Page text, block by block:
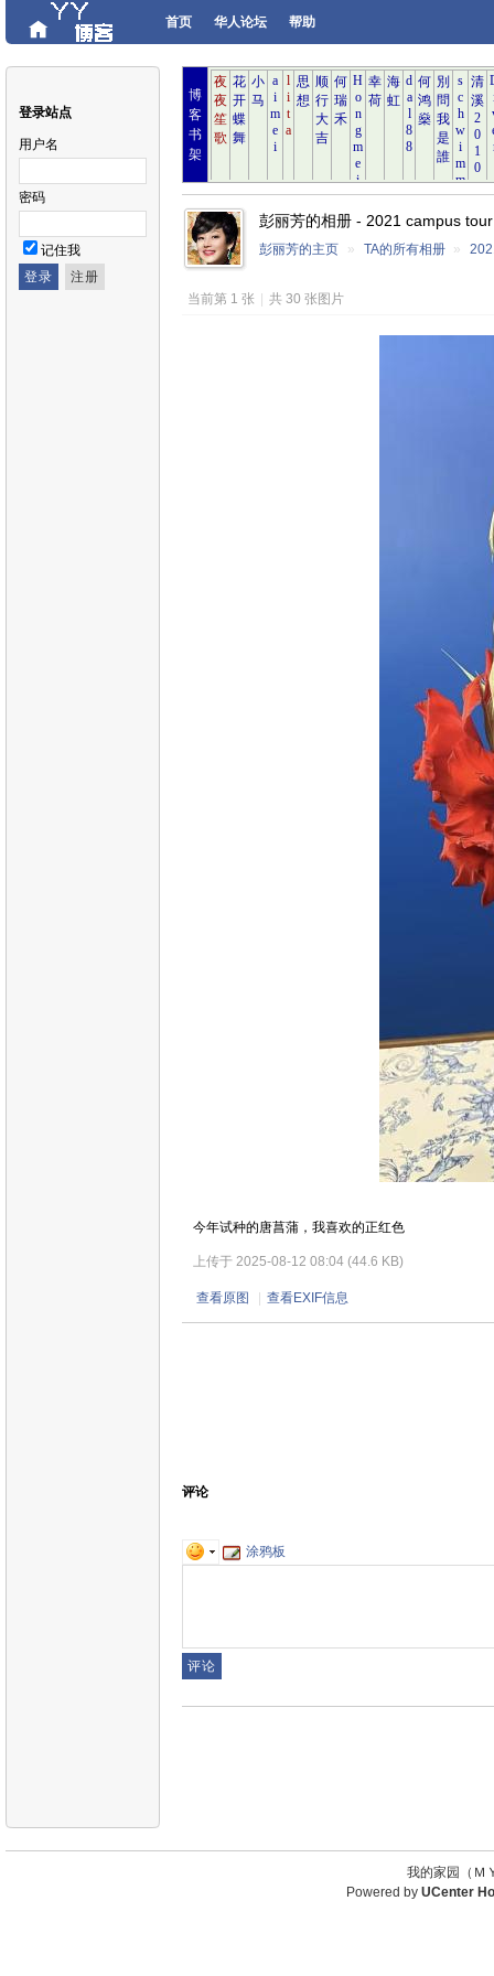
首页 华人论坛 帮助
登录站点
用户名
密码
记住我
博
客
书
架
彭丽芳的相册 - 2021 campus tour
彭丽芳的主页 » TA的所有相册 »
当前第 1 张 共 30 张图片
今年试种的唐菖蒲，我喜欢的正红色
上传于 2025-08-12 08:04 (44.6 KB)
查看原图 查看EXIF信息
评论
涂鸦板
我的家园（
Powered by UCenter